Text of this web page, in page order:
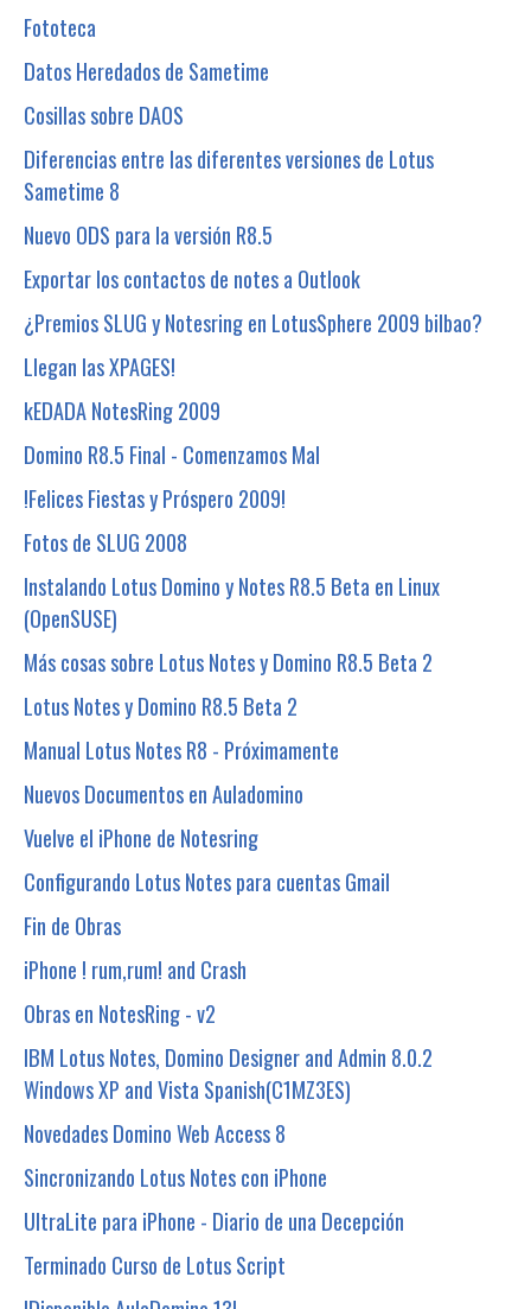
Fototeca
Datos Heredados de Sametime
Cosillas sobre DAOS
Diferencias entre las diferentes versiones de Lotus
Sametime 8
Nuevo ODS para la versión R8.5
Exportar los contactos de notes a Outlook
¿Premios SLUG y Notesring en LotusSphere 2009 bilbao?
Llegan las XPAGES!
kEDADA NotesRing 2009
Domino R8.5 Final - Comenzamos Mal
!Felices Fiestas y Próspero 2009!
Fotos de SLUG 2008
Instalando Lotus Domino y Notes R8.5 Beta en Linux
(OpenSUSE)
Más cosas sobre Lotus Notes y Domino R8.5 Beta 2
Lotus Notes y Domino R8.5 Beta 2
Manual Lotus Notes R8 - Próximamente
Nuevos Documentos en Auladomino
Vuelve el iPhone de Notesring
Configurando Lotus Notes para cuentas Gmail
Fin de Obras
iPhone ! rum,rum! and Crash
Obras en NotesRing - v2
IBM Lotus Notes, Domino Designer and Admin 8.0.2
Windows XP and Vista Spanish(C1MZ3ES)
Novedades Domino Web Access 8
Sincronizando Lotus Notes con iPhone
UltraLite para iPhone - Diario de una Decepción
Terminado Curso de Lotus Script